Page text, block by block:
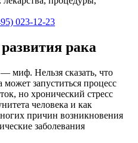
023-12-23
рака
миф. Нельзя сказать, что
может запуститься процесс
но хронический стресс
человека и как
причин возникновения
заболевания